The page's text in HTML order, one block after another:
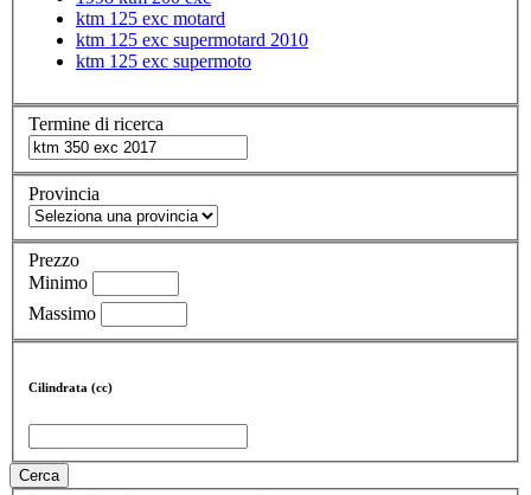
ktm 125 exc motard
ktm 125 exc supermotard 2010
ktm 125 exc supermoto
Termine di ricerca
Provincia
Prezzo
Minimo
Massimo
Cilindrata (cc)
Cerca